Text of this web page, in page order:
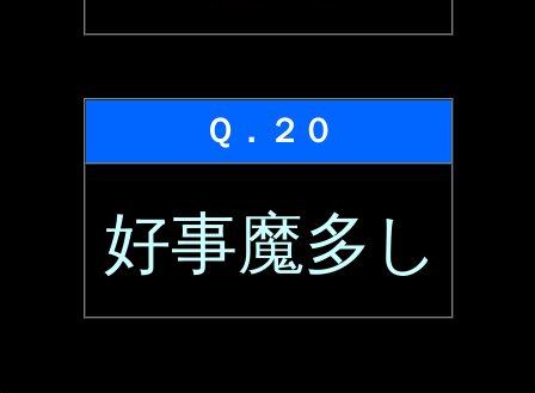
Ｑ．２０
好事魔多し